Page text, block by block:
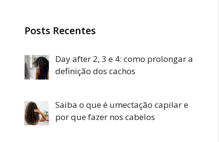
Posts Recentes
Day after 2, 3 e 4: como prolongar a
definição dos cachos
Saiba o que é umectação capilar e
por que fazer nos cabelos